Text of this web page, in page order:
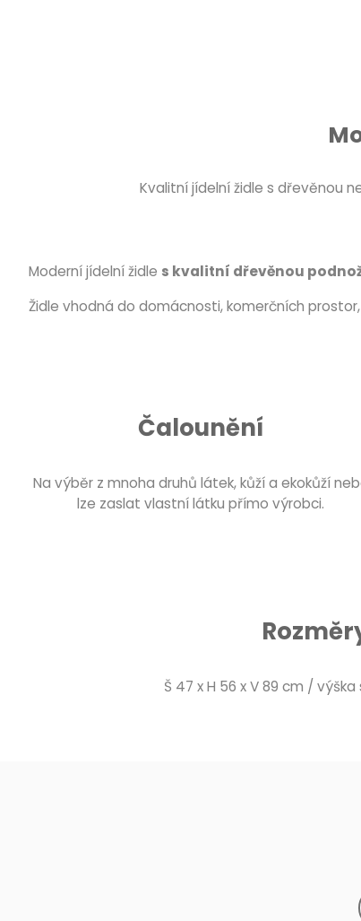
Kvalitní jídelní židle s dřevěnou
Moderní jídelní židle s kvalitní dřevěnou
Židle vhodná do domácnosti, komerčních
Čalounění
Na výběr z mnoha druhů látek, kůží a ekokůží
lze zaslat vlastní látku přímo výrobci.
Š 47 x H 56 x V 89 cm /